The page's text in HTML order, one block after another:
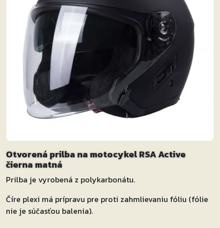
Otvorená prilba na motocykel RSA Active
čierna matná
Prilba je vyrobená z polykarbonátu.
Číre plexi má prípravu pre proti zahmlievaniu fóliu (fólie
nie je súčasťou balenia).